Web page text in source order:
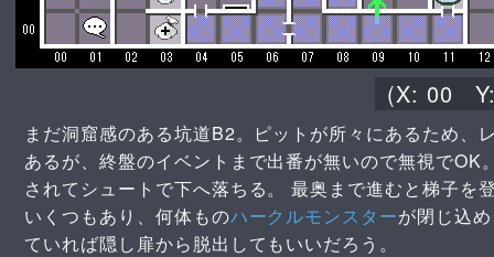
(X: 00
まだ洞窟感のある坑道B2。ピットが所々にあるため
あるが、終盤のイベントまで出番が無いので無視で
されてシュートで下へ落ちる。 最奥まで進むと梯子
いくつもあり、何体ものハークルモンスターが閉じ込
ていれば隠し扉から脱出してもいいだろう。